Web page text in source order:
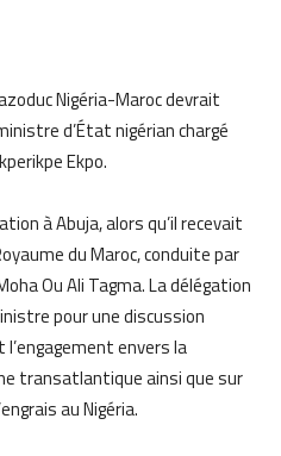
Nigéria-Maroc devrait
d’État nigérian chargé
Ekpo.
à Abuja, alors qu’il recevait
du Maroc, conduite par
Ou Ali Tagma. La délégation
pour une discussion
envers la
transatlantique ainsi que sur
au Nigéria.